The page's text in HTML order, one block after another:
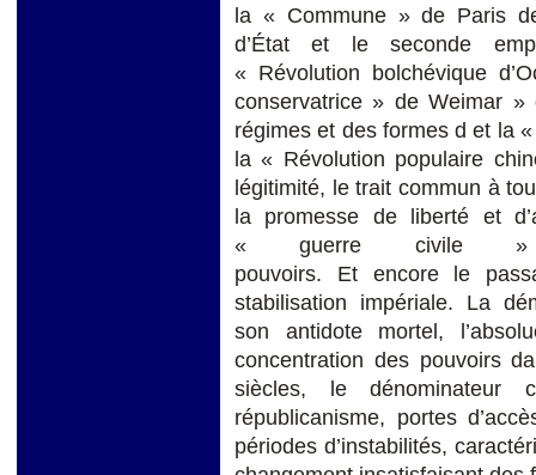
la « Commune » de Paris
d’État et le seconde
« Révolution bolchévique
conservatrice » de Weimar
régimes et des formes d et la
la « Révolution populaire
légitimité, le trait commun à
la promesse de liberté et
« guerre civile »
pouvoirs. Et encore le
stabilisation impériale. La
son antidote mortel,
concentration des pouvoirs
siècles, le dénominateur
républicanisme, portes
périodes d’instabilités,